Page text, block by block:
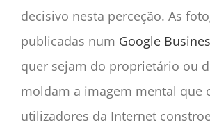
decisivo nesta perceção. As
publicadas num Google
quer sejam do proprietário ou
moldam a imagem mental que
utilizadores da Internet